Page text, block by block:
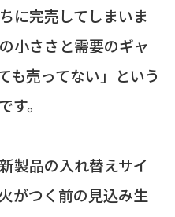
に完売してしまいま
小ささと需要のギャ
も売ってない」という
。
製品の入れ替えサイ
がつく前の見込み生